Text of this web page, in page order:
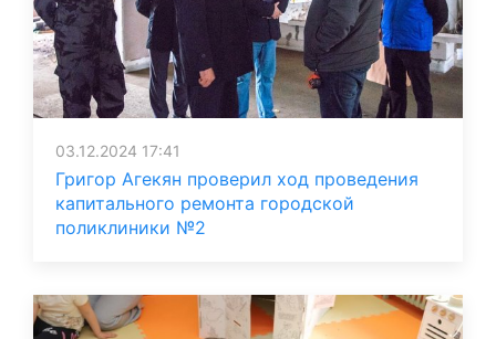
03.12.2024 17:41
Григор Агекян проверил ход проведения
капитального ремонта городской
поликлиники №2